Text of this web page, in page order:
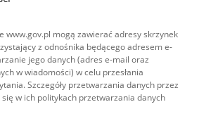
www.gov.pl mogą zawierać adresy skrzynek
z odnośnika będącego adresem e-
jego danych (adres e-mail oraz
w wiadomości) w celu przesłania
Szczegóły przetwarzania danych przez
w ich politykach przetwarzania danych